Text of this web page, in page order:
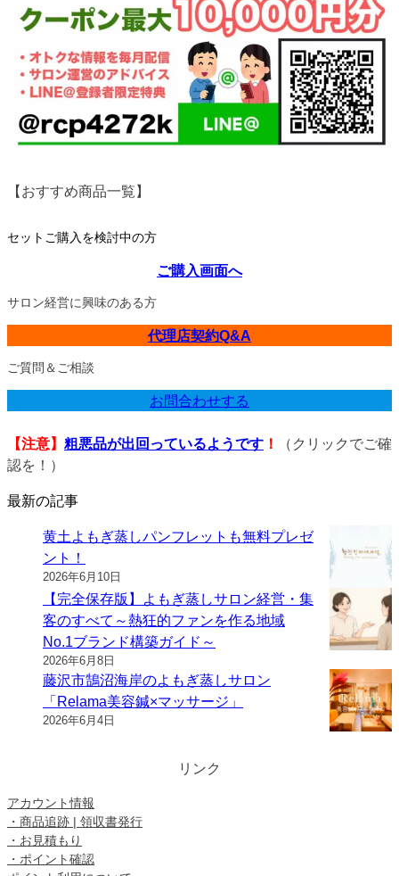
【おすすめ商品一覧】
セットご購入を検討中の方
ご購入画面へ
サロン経営に興味のある方
代理店契約Q&A
ご質問＆ご相談
お問合わせする
【注意】 粗悪品が出回っているようです ！
（クリックでご確
認を！）
最新の記事
黄土よもぎ蒸しパンフレットも無料プレゼ
ント！
2026年6月10日
【完全保存版】よもぎ蒸しサロン経営・集
客のすべて～熱狂的ファンを作る地域
No.1ブランド構築ガイド～
2026年6月8日
藤沢市鵠沼海岸のよもぎ蒸しサロン
「Relama美容鍼×マッサージ」
2026年6月4日
リンク
アカウント情報
・商品追跡 | 領収書発行
・お見積もり
・ポイント確認